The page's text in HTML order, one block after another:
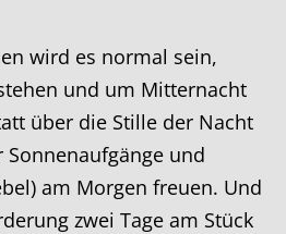
wird es normal sein,
und um Mitternacht
über die Stille der Nacht
und
am Morgen freuen. Und
zwei Tage am Stück